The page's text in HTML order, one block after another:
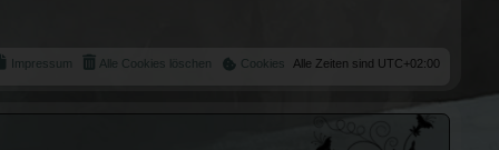
Alle Zeiten sind UTC+02:00
Cookies
Alle Cookies löschen
Impressum